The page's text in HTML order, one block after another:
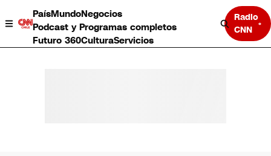
PaísMundoNegocios
Podcast y Programas completos
Futuro 360CulturaServicios
Radio
CNN